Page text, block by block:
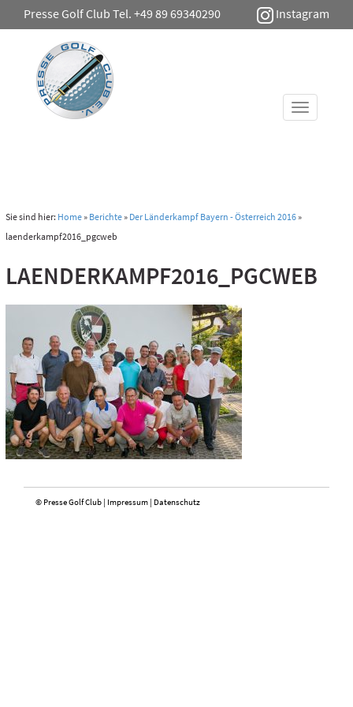
Presse Golf Club Tel. +49 89 69340290 Instagram
Toggle
Sie sind hier: Home» Berichte» Der Länderkampf Bayern - Österreich 2016»
laenderkampf2016_pgcweb
LAENDERKAMPF2016_PGCWEB
© Presse Golf Club | Impressum | Datenschutz